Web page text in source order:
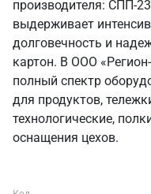
производителя: СПП-
выдерживает
долговечность и
картон. В ООО
полный спектр
для продуктов,
технологические,
оснащения цехов.